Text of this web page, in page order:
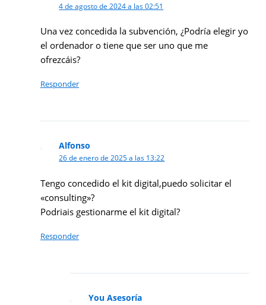
4 de agosto de 2024 a las 02:51
Una vez concedida la subvención, ¿Podría elegir yo
el ordenador o tiene que ser uno que me
ofrezcáis?
Responder
Alfonso
26 de enero de 2025 a las 13:22
Tengo concedido el kit digital,puedo solicitar el
«consulting»?
Podriais gestionarme el kit digital?
Responder
You Asesoría